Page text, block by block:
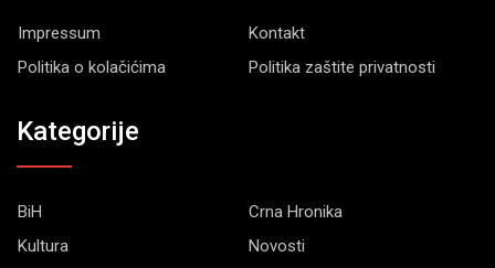
Impressum
Kontakt
Politika o kolačićima
Politika zaštite privatnosti
Kategorije
BiH
Crna Hronika
Kultura
Novosti